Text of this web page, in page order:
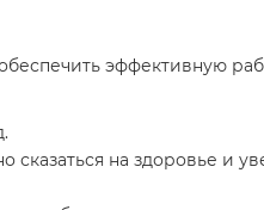
эффективную
сказаться на здоровье и